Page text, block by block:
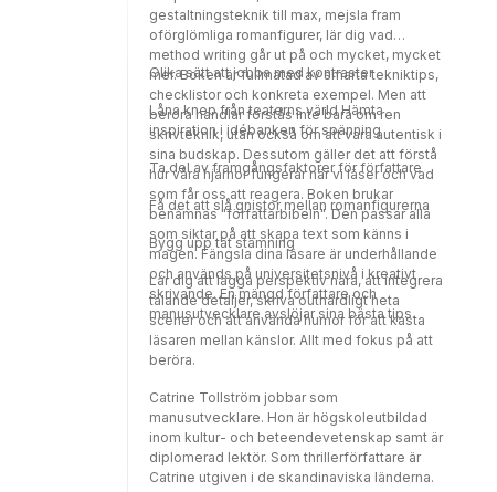
gestaltningsteknik till max, mejsla fram
oförglömliga romanfigurer, lär dig vad
method writing går ut på och mycket, mycket
mer. Boken är fullmatad av smarta tekniktips,
checklistor och konkreta exempel. Men att
beröra handlar förstås inte bara om ren
skrivteknik, utan också om att vara autentisk i
sina budskap. Dessutom gäller det att förstå
hur våra hjärnor fungerar när vi läser och vad
som får oss att reagera. Boken brukar
benämnas "författarbibeln". Den passar alla
som siktar på att skapa text som känns i
magen. Fängsla dina läsare är underhållande
och används på universitetsnivå i kreativt
skrivande. En mängd författare och
manusutvecklare avslöjar sina bästa tips.
Olika sätt att jobba med kontraster
Låna knep från teaterns värld Hämta
inspiration i idébanken för spänning
Ta del av framgångsfaktorer för författare
Få det att slå gnistor mellan romanfigurerna
Bygg upp tät stämning
Lär dig att lägga perspektiv nära, att integrera
talande detaljer, skriva outhärdligt heta
scener och att använda humor för att kasta
läsaren mellan känslor. Allt med fokus på att
beröra.
Catrine Tollström jobbar som
manusutvecklare. Hon är högskoleutbildad
inom kultur- och beteendevetenskap samt är
diplomerad lektör. Som thrillerförfattare är
Catrine utgiven i de skandinaviska länderna.